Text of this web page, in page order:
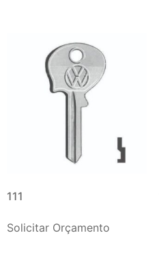
111
Solicitar Orçamento